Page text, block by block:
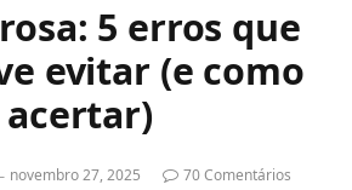
5 erros que
evitar (e como
acertar)
novembro 27, 2025
70 Comentários